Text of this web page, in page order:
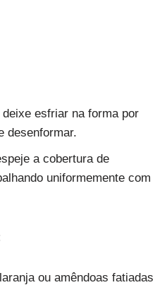
esfriar na forma por
desenformar.
a cobertura de
uniformemente com
ou amêndoas fatiadas